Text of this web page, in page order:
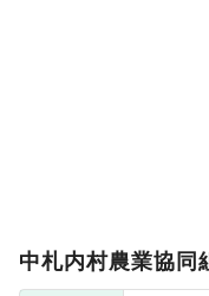
中札内村農業協同